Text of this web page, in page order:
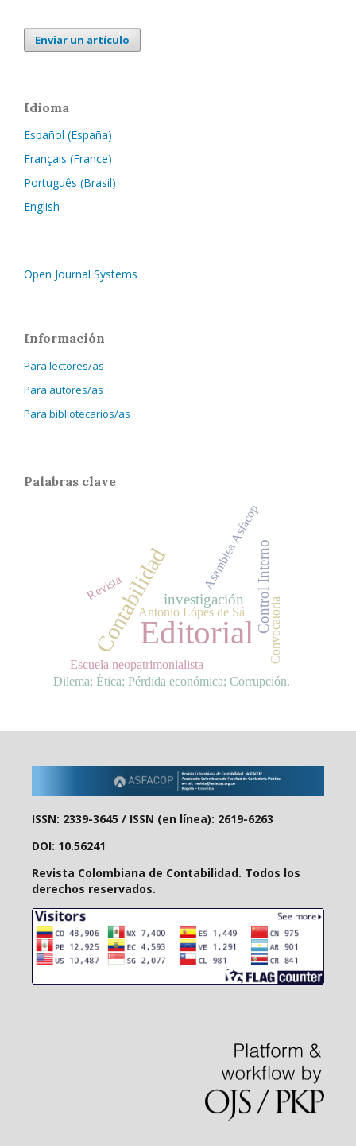
Enviar un artículo
Idioma
Español (España)
Français (France)
Português (Brasil)
English
Open Journal Systems
Información
Para lectores/as
Para autores/as
Para bibliotecarios/as
Palabras clave
Editorial
Contabilidad Control Interno
investigación
Escuela neopatrimonialista
Antonio Lópes de Sá
Asamblea Asfacop
Dilema; Ética; Pérdida económica; Corrupción.
Revista
Convocatoria
ISSN: 2339-3645 / ISSN (en línea): 2619-6263
DOI: 10.56241
Revista Colombiana de Contabilidad. Todos los
derechos reservados.